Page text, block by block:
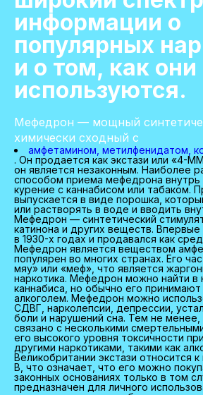
информации о
популярных
и о том, как они
используются.
Мефедрон — мощный
химически сходный с
амфетамином, метилфенидатом,
. Он продается как экстази или «4-
он является незаконным. Наиболее
способом приема мефедрона внутрь
курение с каннабисом или табаком.
выпускается в виде порошка,
или растворять в воде и вводить
Мефедрон — синтетический
катинона и других веществ.
в 1930-х годах и продавался как
Мефедрон является веществом
популярен во многих странах. Его
мяу» или «меф», что является
наркотика. Мефедрон можно найти в
каннабиса, но обычно его
алкоголем. Мефедрон можно
СДВГ, нарколепсии, депрессии,
боли и нарушений сна. Тем не
связано с несколькими
его высокого уровня токсичности
другими наркотиками, такими как
Великобритании экстази относится к
B, что означает, что его можно
законных основаниях только в том
предназначен для личного